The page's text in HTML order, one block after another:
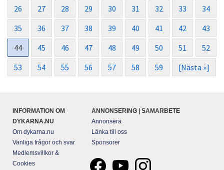
26
27 28 29 30 31 32 33
34
35
36 37 38 39 40 41 42
43
44
45 46 47 48 49 50 51
52
53
54 55 56 57 58 59 [Nästa »]
INFORMATION OM
DYKARNA.NU
Om dykarna.nu
Vanliga frågor och svar
Medlemsvillkor &
Cookies
ANNONSERING | SAMARBETE
Annonsera
Länka till oss
Sponsorer